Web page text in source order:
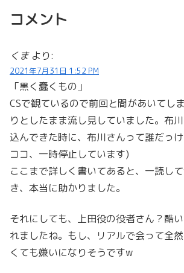
コメント
くま より:
2021年7月31日 1:52 PM
「黒く蠢くもの」
CSで観ているので前回と間があいてし
りとしたまま流し見していました。布
込んできた時に、布川さんって誰だっ
ココ、一時停止しています)
ここまで詳しく書いてあると、一読し
き、本当に助かりました。
それにしても、上田役の役者さん？酷
れましたね。もし、リアルで会って全
くても嫌いになりそうですw